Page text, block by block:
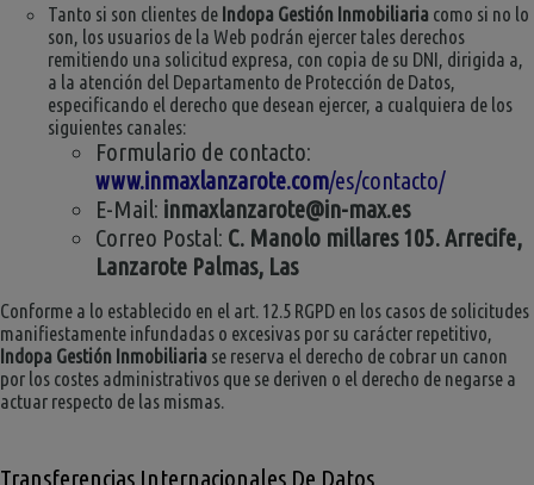
Tanto si son clientes de Indopa Gestión Inmobiliaria como si no lo
son, los usuarios de la Web podrán ejercer tales derechos
remitiendo una solicitud expresa, con copia de su DNI, dirigida a,
a la atención del Departamento de Protección de Datos,
especificando el derecho que desean ejercer, a cualquiera de los
siguientes canales:
Formulario de contacto:
www.inmaxlanzarote.com/es/contacto/
E-Mail: inmaxlanzarote@in-max.es
Correo Postal: C. Manolo millares 105. Arrecife,
Lanzarote Palmas, Las
Conforme a lo establecido en el art. 12.5 RGPD en los casos de solicitudes
manifiestamente infundadas o excesivas por su carácter repetitivo,
Indopa Gestión Inmobiliaria se reserva el derecho de cobrar un canon
por los costes administrativos que se deriven o el derecho de negarse a
actuar respecto de las mismas.
Transferencias Internacionales De Datos